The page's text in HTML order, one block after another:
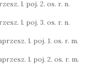
l. poj. 2. os. r. n.
l. poj. 3. os. r. n.
l. poj. 1. os. r. m.
l. poj. 2. os. r. m.